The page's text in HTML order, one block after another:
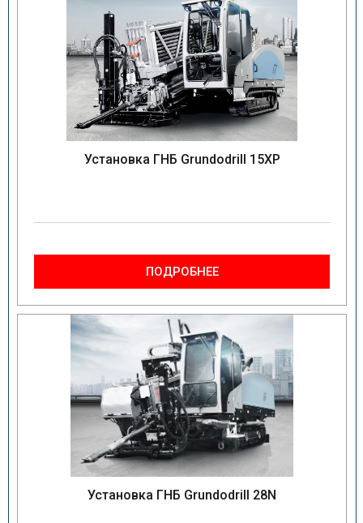
Установка ГНБ Grundodrill 15XP
ПОДРОБНЕЕ
Установка ГНБ Grundodrill 28N